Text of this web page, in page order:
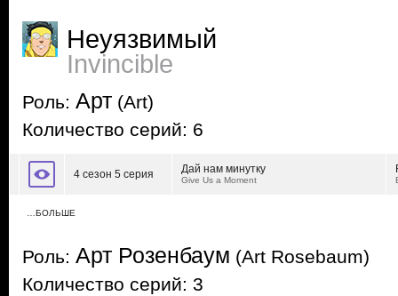
Неуязвимый
Invincible
Роль: Арт (Art)
Количество серий: 6
4 сезон 5 серия Дай нам минутку
Give Us a Moment
…БОЛЬШЕ
Роль: Арт Розенбаум (Art Rosebaum)
Количество серий: 3